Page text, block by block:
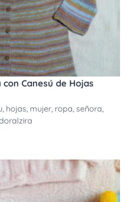
Canesú de Hojas
, hojas, mujer, ropa, señora,